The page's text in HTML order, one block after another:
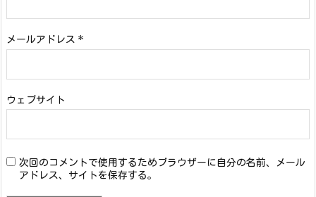
メールアドレス *
ウェブサイト
次回のコメントで使用するためブラウザーに自分の名前、メール
アドレス、サイトを保存する。